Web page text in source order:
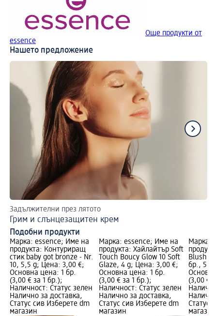
Още продукти от
essence
Нашето предложение
Задължителни през лятото
Грим и слънцезащитен крем
Подобни продукти
Марка: essence; Име на
продукта: Контуриращ
стик baby got bronze - Nr.
10, 5,5 g; Цена: 3,00 €;
Основна цена: 1 бр.
(3,00 € за 1 бр.);
Наличност: Статус зелен
Налично за доставка,
Статус сив Изберете dm
магазин
Марка: essence; Име на
продукта: Хайлайтър Soft
Touch Boucy Glow 10 Soft
Glaze, 4 g; Цена: 3,00 €;
Основна цена: 1 бр.
(3,00 € за 1 бр.);
Наличност: Статус зелен
Налично за доставка,
Статус сив Изберете dm
магазин
Марка:
Blush,
бр., 5,5
(3,00 €
Статус
магазин